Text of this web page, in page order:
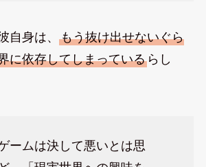
自身は、 もう抜け出せないぐら
に依存してしまっているらし
ームは決して悪いとは思